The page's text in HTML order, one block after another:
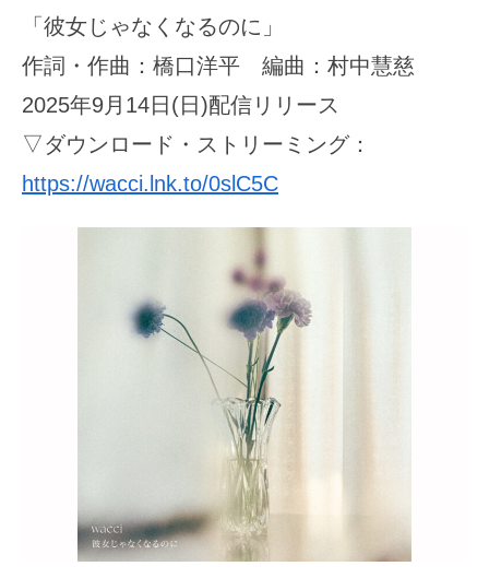
「彼女じゃなくなるのに」
作詞・作曲：橋口洋平 編曲：村中慧慈
2025年9月14日(日)配信リリース
▽ダウンロード・ストリーミング：
https://wacci.lnk.to/0slC5C